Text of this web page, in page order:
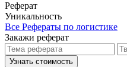
Реферат
Уникальность
Все Рефераты по логистике
Закажи реферат
Узнать стоимость